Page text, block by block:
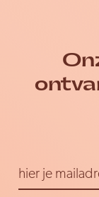
E-
mailadres
hier je